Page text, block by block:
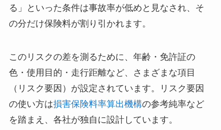
る」といった条件は事故率が低めと見なされ、そ
の分だけ保険料が割り引かれます。
このリスクの差を測るために、年齢・免許証の
色・使用目的・走行距離など、さまざまな項目
（リスク要因）が設定されています。リスク要因
の使い方は損害保険料率算出機構の参考純率など
を踏まえ、各社が独自に設計しています。